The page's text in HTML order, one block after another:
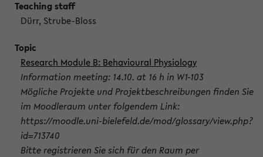
Dürr, Strube-Bloss
Research Module B: Behavioural Physiology
Information meeting: 14.10. at 16 h in W1-103
Mögliche Projekte und Projektbeschreibungen finden Sie
im Moodleraum unter folgendem Link:
https://moodle.uni-bielefeld.de/mod/glossary/view.php?
id=713740
Bitte registrieren Sie sich für den Raum per